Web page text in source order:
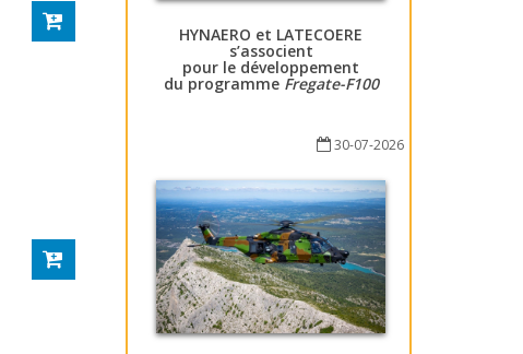
HYNAERO et LATECOERE
s’associent
pour le développement
du programme Fregate-F100
30-07-2026